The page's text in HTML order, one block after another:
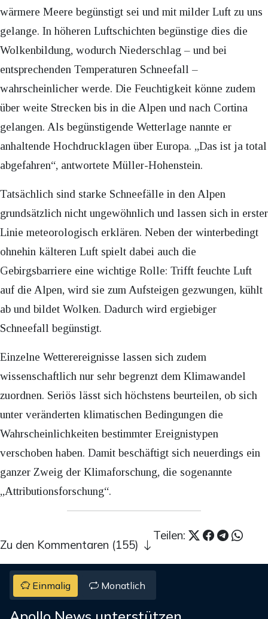
wärmere Meere begünstigt sei und mit milder Luft zu uns
gelange. In höheren Luftschichten begünstige dies die
Wolkenbildung, wodurch Niederschlag – und bei
entsprechenden Temperaturen Schneefall –
wahrscheinlicher werde. Die Feuchtigkeit könne zudem
über weite Strecken bis in die Alpen und nach Cortina
gelangen. Als begünstigende Wetterlage nannte er
anhaltende Hochdrucklagen über Europa. „Das ist ja total
abgefahren“, antwortete Müller-Hohenstein.
Tatsächlich sind starke Schneefälle in den Alpen
grundsätzlich nicht ungewöhnlich und lassen sich in erster
Linie meteorologisch erklären. Neben der winterbedingt
ohnehin kälteren Luft spielt dabei auch die
Gebirgsbarriere eine wichtige Rolle: Trifft feuchte Luft
auf die Alpen, wird sie zum Aufsteigen gezwungen, kühlt
ab und bildet Wolken. Dadurch wird ergiebiger
Schneefall begünstigt.
Einzelne Wetterereignisse lassen sich zudem
wissenschaftlich nur sehr begrenzt dem Klimawandel
zuordnen. Seriös lässt sich höchstens beurteilen, ob sich
unter veränderten klimatischen Bedingungen die
Wahrscheinlichkeiten bestimmter Ereignistypen
verschoben haben. Damit beschäftigt sich neuerdings ein
ganzer Zweig der Klimaforschung, die sogenannte
„Attributionsforschung“.
Teilen:
Zu den Kommentaren (155)
Einmalig Monatlich